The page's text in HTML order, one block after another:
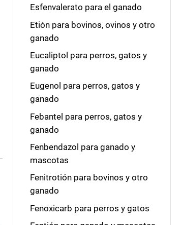
Esfenvalerato para el ganado
Etión para bovinos, ovinos y otro
ganado
Eucaliptol para perros, gatos y
ganado
Eugenol para perros, gatos y
ganado
Febantel para perros, gatos y
ganado
Fenbendazol para ganado y
mascotas
Fenitrotión para bovinos y otro
ganado
Fenoxicarb para perros y gatos